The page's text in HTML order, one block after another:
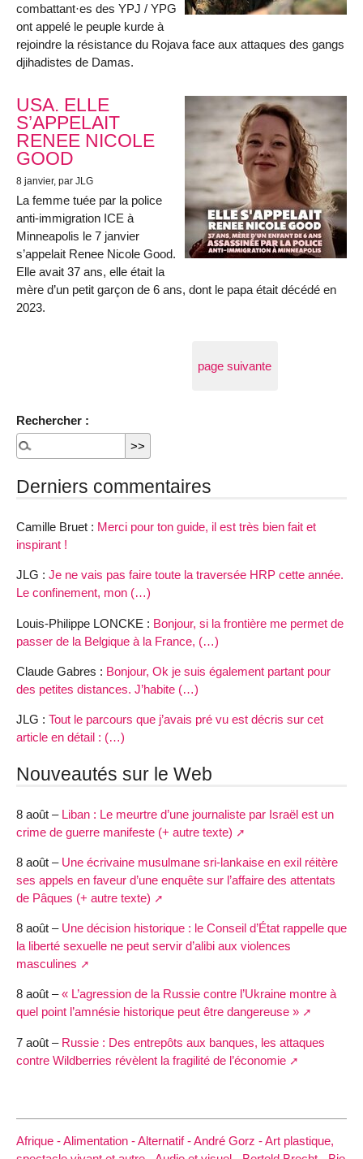
combattant·es des YPJ / YPG
ont appelé le peuple kurde à
rejoindre la résistance du Rojava face aux attaques des gangs
djihadistes de Damas.
USA. ELLE
S’APPELAIT
RENEE NICOLE
GOOD
8 janvier, par JLG
La femme tuée par la police
anti-immigration ICE à
Minneapolis le 7 janvier
s’appelait Renee Nicole Good.
Elle avait 37 ans, elle était la
mère d’un petit garçon de 6 ans, dont le papa était décédé en
2023.
page suivante
Rechercher :
Derniers commentaires
Camille Bruet : Merci pour ton guide, il est très bien fait et
inspirant !
JLG : Je ne vais pas faire toute la traversée HRP cette année.
Le confinement, mon (…)
Louis-Philippe LONCKE : Bonjour, si la frontière me permet de
passer de la Belgique à la France, (…)
Claude Gabres : Bonjour, Ok je suis également partant pour
des petites distances. J’habite (…)
JLG : Tout le parcours que j’avais pré vu est décris sur cet
article en détail : (…)
Nouveautés sur le Web
8 août – Liban : Le meurtre d’une journaliste par Israël est un
crime de guerre manifeste (+ autre texte)
8 août – Une écrivaine musulmane sri-lankaise en exil réitère
ses appels en faveur d’une enquête sur l’affaire des attentats
de Pâques (+ autre texte)
8 août – Une décision historique : le Conseil d’État rappelle que
la liberté sexuelle ne peut servir d’alibi aux violences
masculines
8 août –« L’agression de la Russie contre l’Ukraine montre à
quel point l’amnésie historique peut être dangereuse »
7 août – Russie : Des entrepôts aux banques, les attaques
contre Wildberries révèlent la fragilité de l’économie
Afrique -Alimentation -Alternatif -André Gorz -Art plastique,